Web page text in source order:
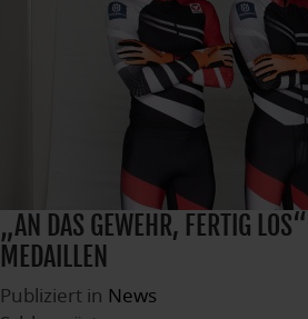
„AN DAS GEWEHR, FERTIG
MEDAILLEN
Publiziert in News